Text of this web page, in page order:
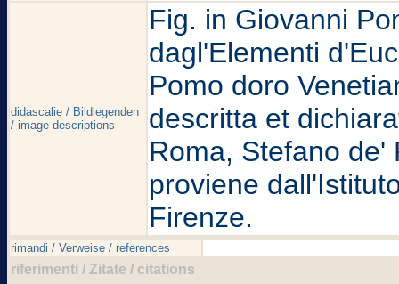
didascalie / Bildlegenden
/ image descriptions
Fig. in Giovanni
dagl'Elementi
Pomo doro
descritta et
Roma, Stefano de'
proviene
Firenze.
rimandi / Verweise / references
riferimenti / Zitate / citations